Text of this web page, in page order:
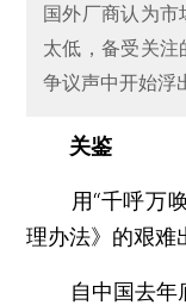
国外厂商认为
太低，备受关
争议声中开始浮
关鉴
用“千呼万唤
理办法》的艰难
自中国去年底